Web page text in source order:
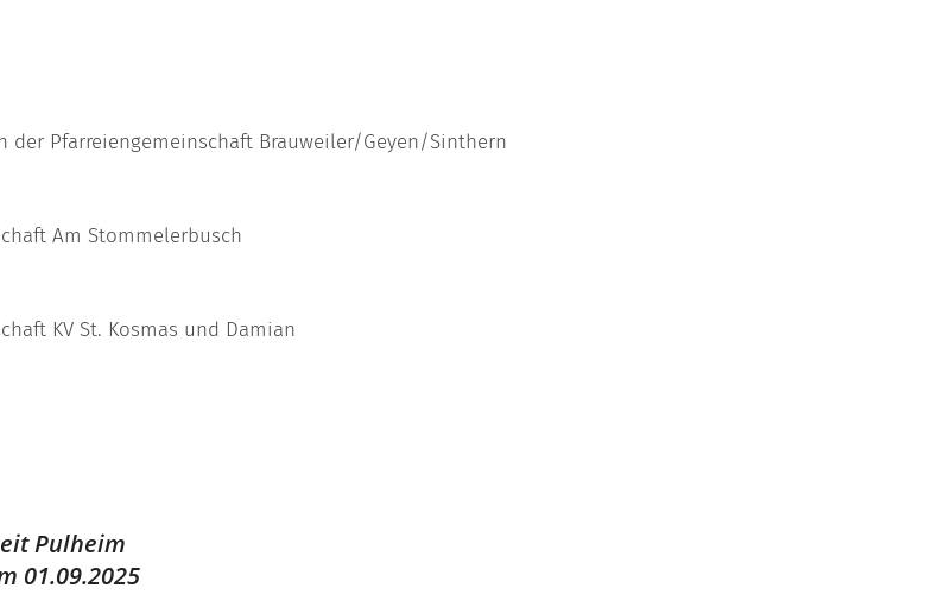
der Pfarreiengemeinschaft Brauweiler/Geyen/Sinthern
Am Stommelerbusch
KV St. Kosmas und Damian
Pulheim
01.09.2025